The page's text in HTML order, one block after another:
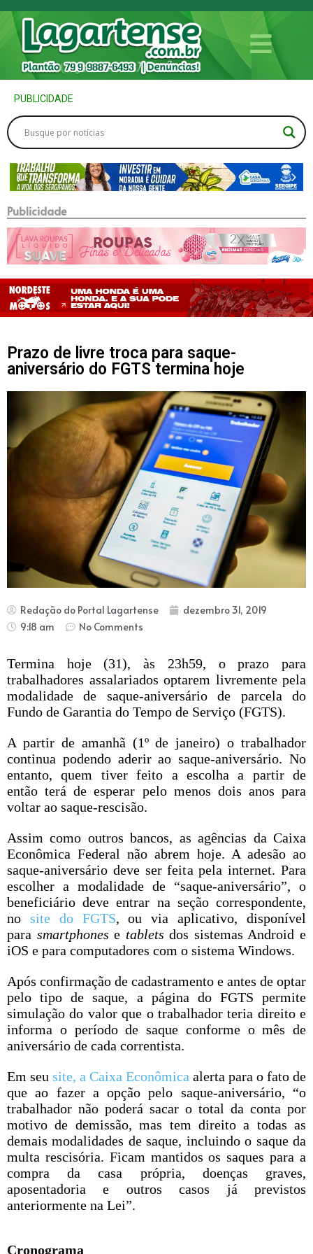
PUBLICIDADE
Publicidade
Prazo de livre troca para saque-
aniversário do FGTS termina hoje
Redação do Portal Lagartense
dezembro 31, 2019
9:18 am
No Comments
Termina hoje(31), às 23h59, o prazo para
trabalhadores assalariados optarem livremente pela
modalidade de saque-aniversário de parcela do
Fundo de Garantia do Tempo de Serviço (FGTS).
A partir de amanhã (1º de janeiro) o trabalhador
continua podendo aderir ao saque-aniversário. No
entanto, quem tiver feito a escolha a partir de
entãoterá de esperar pelo menos dois anos para
voltar ao saque-rescisão.
Assim como outros bancos, as agências da Caixa
Econômica Federal não abrem hoje. A adesão ao
saque-aniversário deve ser feita pela internet. Para
escolher a modalidade de “saque-aniversário”, o
beneficiário deve entrar na seção correspondente,
no site do FGTS, ou via aplicativo, disponível
para smartphonese tablets dos sistemas Android e
iOS e para computadores com o sistema Windows.
Após confirmação de cadastramento e antes de optar
pelo tipo de saque, a página do FGTS permite
simulação do valor que o trabalhador teria direito e
informa o período de saque conforme o mês de
aniversário de cada correntista.
Em seu site, a Caixa Econômica alerta para o fato de
que ao fazer a opção pelo saque-aniversário, “o
trabalhador não poderá sacar o total da conta por
motivo de demissão, mas tem direito a todas as
demais modalidades de saque, incluindo o saque da
multa rescisória. Ficam mantidos os saques para a
compra da casa própria, doenças graves,
aposentadoria e outros casos já previstos
anteriormente na Lei”.
Cronograma